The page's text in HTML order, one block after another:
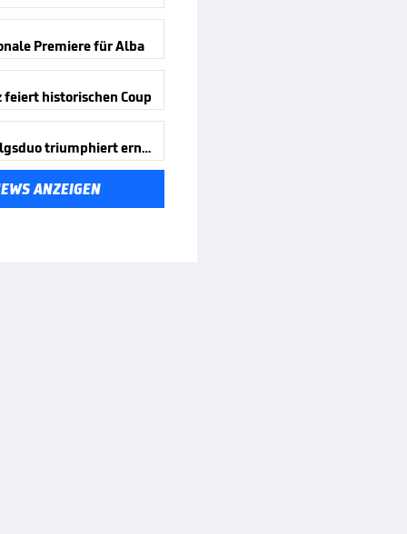
Premiere für Alba
feiert historischen Coup
BBL-Erfolgsduo triumphiert erneut
ANZEIGEN